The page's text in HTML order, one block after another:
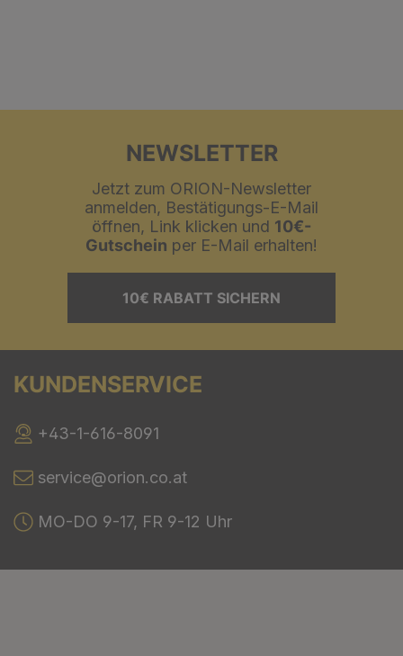
NEWSLETTER
Jetzt zum ORION-Newsletter
anmelden, Bestätigungs-E-Mail
öffnen, Link klicken und 10€-
Gutschein per E-Mail erhalten!
10€ RABATT SICHERN
KUNDENSERVICE
+43-1-616-8091
service@orion.co.at
MO-DO 9-17, FR 9-12 Uhr